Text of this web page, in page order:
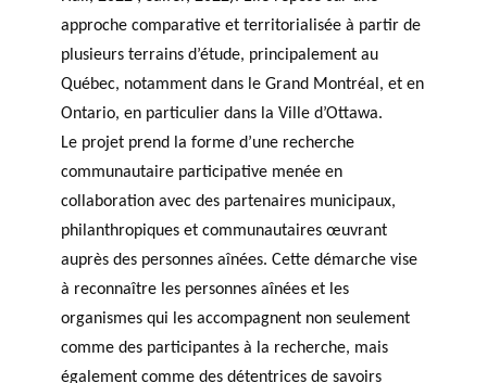
approche comparative et territorialisée à partir de
plusieurs terrains d’étude, principalement au
Québec, notamment dans le Grand Montréal, et en
Ontario, en particulier dans la Ville d’Ottawa.
Le projet prend la forme d’une recherche
communautaire participative menée en
collaboration avec des partenaires municipaux,
philanthropiques et communautaires œuvrant
auprès des personnes aînées. Cette démarche vise
à reconnaître les personnes aînées et les
organismes qui les accompagnent non seulement
comme des participantes à la recherche, mais
également comme des détentrices de savoirs